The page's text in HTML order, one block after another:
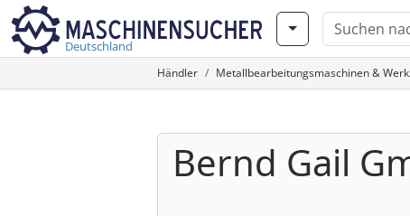
Deutschland
Händler Metallbearbeitungsmaschinen &
Bernd Gail